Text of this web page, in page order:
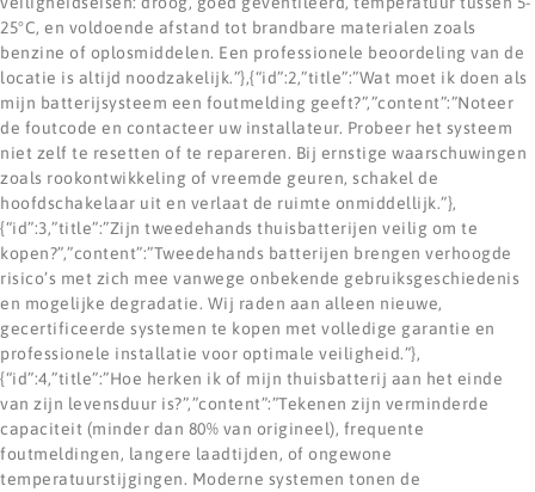
25°C, en voldoende afstand tot brandbare materialen zoals
benzine of oplosmiddelen. Een professionele beoordeling van de
locatie is altijd noodzakelijk.”},{“id”:2,”title”:”Wat moet ik doen als
mijn batterijsysteem een foutmelding geeft?”,”content”:”Noteer
de foutcode en contacteer uw installateur. Probeer het systeem
niet zelf te resetten of te repareren. Bij ernstige waarschuwingen
zoals rookontwikkeling of vreemde geuren, schakel de
hoofdschakelaar uit en verlaat de ruimte onmiddellijk.”},
{“id”:3,”title”:”Zijn tweedehands thuisbatterijen veilig om te
kopen?”,”content”:”Tweedehands batterijen brengen verhoogde
risico’s met zich mee vanwege onbekende gebruiksgeschiedenis
en mogelijke degradatie. Wij raden aan alleen nieuwe,
gecertificeerde systemen te kopen met volledige garantie en
professionele installatie voor optimale veiligheid.”},
{“id”:4,”title”:”Hoe herken ik of mijn thuisbatterij aan het einde
van zijn levensduur is?”,”content”:”Tekenen zijn verminderde
capaciteit (minder dan 80% van origineel), frequente
foutmeldingen, langere laadtijden, of ongewone
temperatuurstijgingen. Moderne systemen tonen de